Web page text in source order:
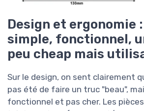
Design et ergonomie :
simple, fonctionnel,
peu cheap mais
Sur le design, on sent clairement
pas été de faire un truc "beau",
fonctionnel et pas cher. Les